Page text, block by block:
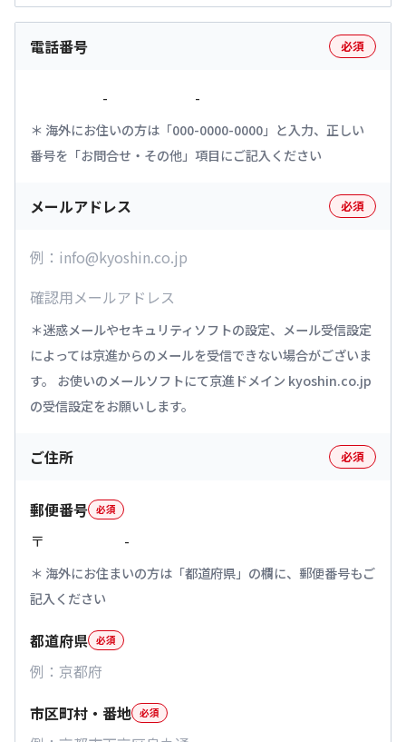
電話番号 必須
- -
海外にお住いの方は「000-0000-0000」と入力、正しい
番号を「お問合せ・その他」項目にご記入ください
メールアドレス 必須
迷惑メールやセキュリティソフトの設定、メール受信設定
によっては京進からのメールを受信できない場合がございま
す。 お使いのメールソフトにて京進ドメイン kyoshin.co.jp
の受信設定をお願いします。
ご住所 必須
郵便番号 必須
〒 -
海外にお住まいの方は「都道府県」の欄に、郵便番号もご
記入ください
都道府県 必須
市区町村・番地 必須